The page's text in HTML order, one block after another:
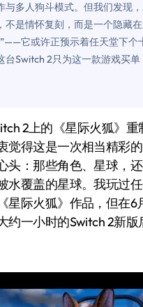
与多人狗斗模式。但我们发现
不是情怀复刻，而是一个隐藏
它或许正预示着任天堂下个
台Switch 2只为这一款游戏买单
觉得这是一次相当精彩
头：那些角色、星球，
水覆盖的星球。我玩过
星际火狐》作品，但在6
约一小时的Switch 2新版